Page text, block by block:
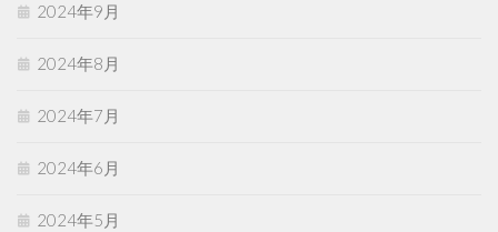
2024年9月
2024年8月
2024年7月
2024年6月
2024年5月